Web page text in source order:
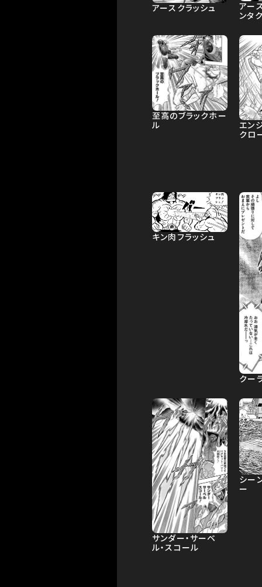
アースクラッシュ
アー
ンタ
至高のブラックホー
ル
エン
クロ
キン肉フラッシュ
クー
サンダー・サーベ
ル・スコール
シー
ー